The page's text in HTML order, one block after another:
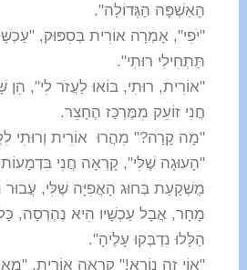
הָאַשְׁפָּה הַגְּדוֹלָה".
"יֹפִי", אָמְרָה אוֹרִית בְּסִפּוּק,
תַּתְחִילִי רוּתִי".
"אוֹרִית, רוּתִי, בּוֹאוּ לַעֲזֹר לִי",
חֲנִי זוֹעֵק מִמֶּרְכַּז הֶחָצֵר.
"מָה קָרָה?" מִהֲרוּ אוֹרִית וְרוּתִי
"הָעוּגָה שֶׁלִּי", קָרְאָה חֲנִי
מֻשְׁקַעַת בְּחוּג הָאֲפִיָּה שֶׁלִּי,
מָחָר, אֲבָל עַכְשָׁיו הִיא נֶהֶרְסָה,
הַלָּלוּ נִדְבְּקוּ עָלֶיהָ".
"אוֹי זֶה נוֹרָא!" קָרְאָה אוֹרִית,